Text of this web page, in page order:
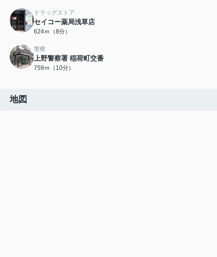
ドラッグストア
セイコー薬局浅草店
624ｍ（8分）
警察
上野警察署 稲荷町交番
759ｍ（10分）
地図